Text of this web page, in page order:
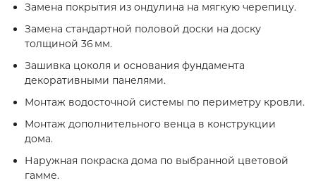
Замена покрытия из ондулина на мягкую черепицу.
Замена стандартной половой доски на доску
толщиной 36 мм.
Зашивка цоколя и основания фундамента
декоративными панелями.
Монтаж водосточной системы по периметру кровли.
Монтаж дополнительного венца в конструкции
дома.
Наружная покраска дома по выбранной цветовой
гамме.